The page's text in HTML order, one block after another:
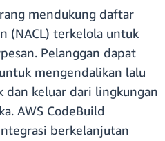
mendukung daftar
(NACL) terkelola untuk
Pelanggan dapat
mengendalikan lalu
dan keluar dari lingkungan
AWS CodeBuild
berkelanjutan